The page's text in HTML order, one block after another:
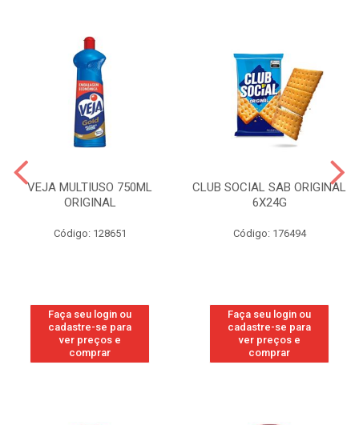
VEJA MULTIUSO 750ML
ORIGINAL
Código: 128651
Faça seu login ou
cadastre-se para
ver preços e
comprar
CLUB SOCIAL SAB ORIGINAL
6X24G
Código: 176494
Faça seu login ou
cadastre-se para
ver preços e
comprar